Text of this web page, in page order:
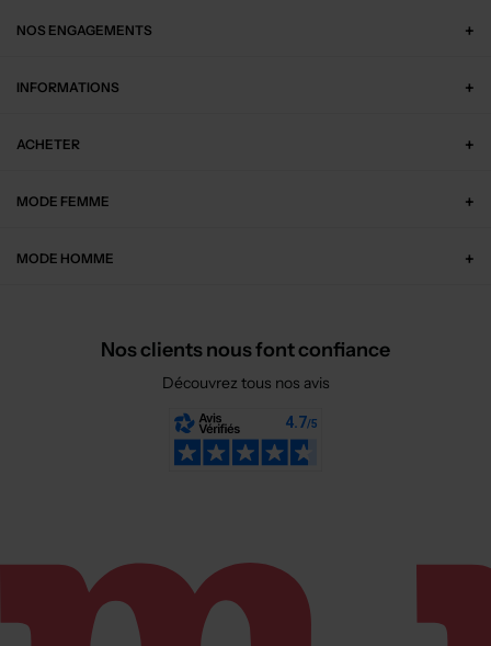
NOS ENGAGEMENTS
INFORMATIONS
ACHETER
MODE FEMME
MODE HOMME
Nos clients nous font confiance
Découvrez tous nos avis